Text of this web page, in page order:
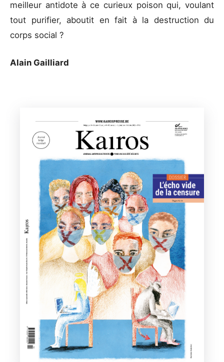
meilleur antidote à ce curieux poison qui, voulant
tout purifier, aboutit en fait à la destruction du
corps social ?
Alain Gailliard